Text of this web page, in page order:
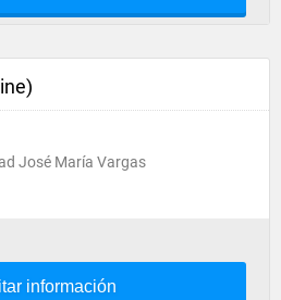
José María Vargas
información